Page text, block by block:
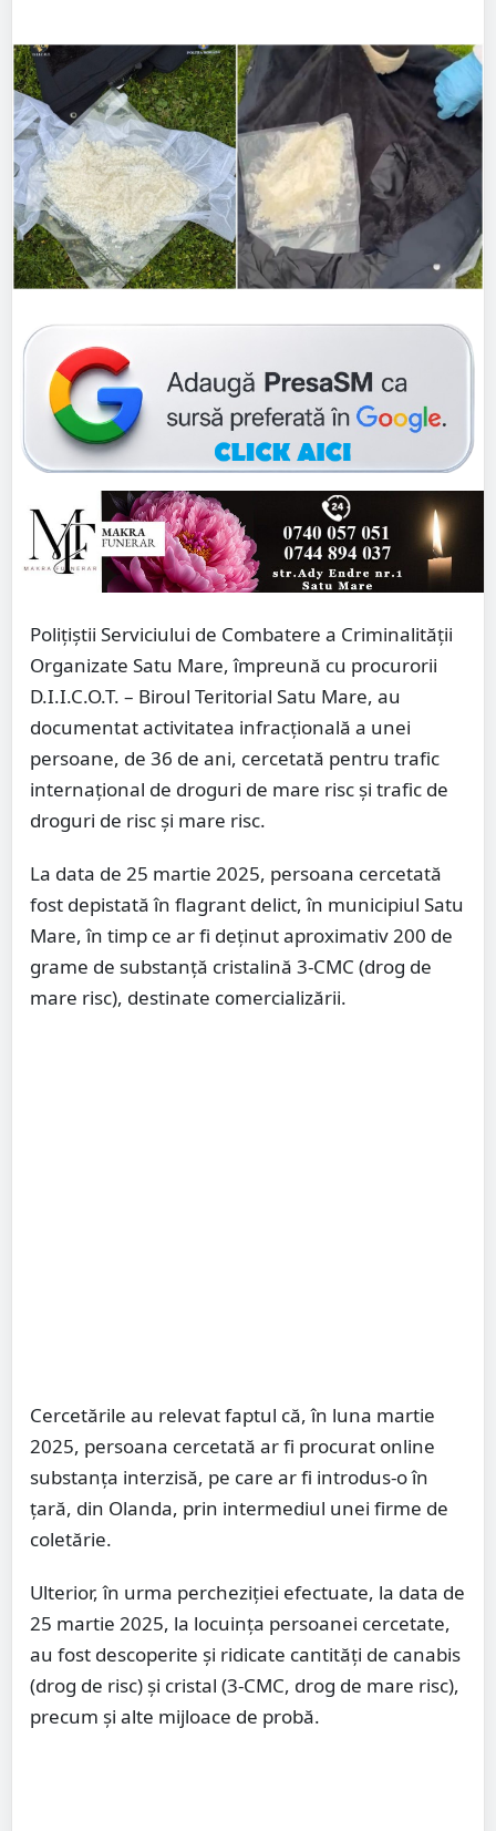
Polițiștii Serviciului de Combatere a Criminalității
Organizate Satu Mare, împreună cu procurorii
D.I.I.C.O.T. – Biroul Teritorial Satu Mare, au
documentat activitatea infracțională a unei
persoane, de 36 de ani, cercetată pentru trafic
internațional de droguri de mare risc și trafic de
droguri de risc și mare risc.
La data de 25 martie 2025, persoana cercetată
fost depistată în flagrant delict, în municipiul Satu
Mare, în timp ce ar fi deținut aproximativ 200 de
grame de substanță cristalină 3-CMC (drog de
mare risc), destinate comercializării.
Cercetările au relevat faptul că, în luna martie
2025, persoana cercetată ar fi procurat online
substanța interzisă, pe care ar fi introdus-o în
țară, din Olanda, prin intermediul unei firme de
coletărie.
Ulterior, în urma percheziției efectuate, la data de
25 martie 2025, la locuința persoanei cercetate,
au fost descoperite și ridicate cantități de canabis
(drog de risc) și cristal (3-CMC, drog de mare risc),
precum și alte mijloace de probă.